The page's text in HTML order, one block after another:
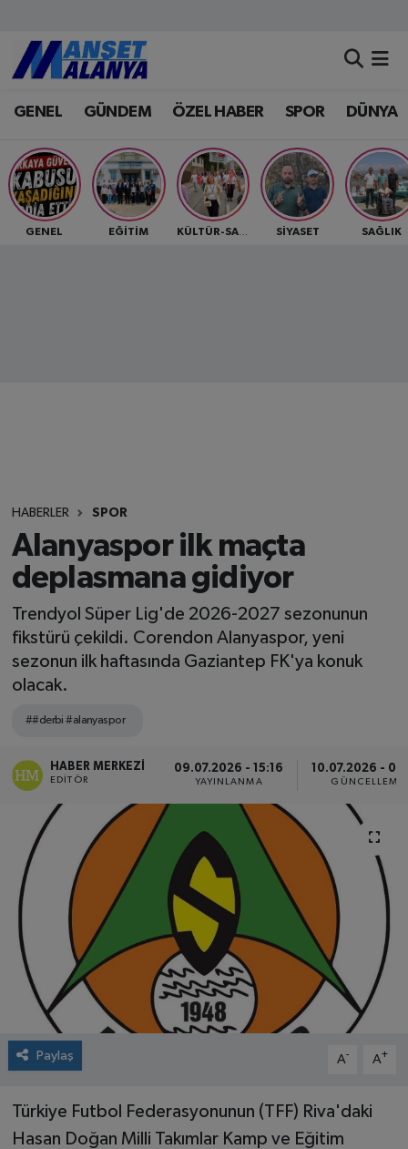
GENEL GÜNDEM ÖZEL HABER SPOR DÜNYA
GENEL EĞİTİM KÜLTÜR-SANAT SİYASET SAĞLIK
HABERLER SPOR
Alanyaspor ilk maçta
deplasmana gidiyor
Trendyol Süper Lig'de 2026-2027 sezonunun
fikstürü çekildi. Corendon Alanyaspor, yeni
sezonun ilk haftasında Gaziantep FK'ya konuk
olacak.
##derbi #alanyaspor
HABER MERKEZI
EDITÖR
09.07.2026 - 15:16
YAYINLANMA
10.07.2026 -
GÜNCELLEME
Paylaş A- A+
Türkiye Futbol Federasyonunun (TFF) Riva'daki
Hasan Doğan Milli Takımlar Kamp ve Eğitim
Antalya Nöbetçi Eczaneler
Antalya Hava Durumu
Antalya Namaz Vakitleri
Antalya Trafik Yoğunluk Haritası